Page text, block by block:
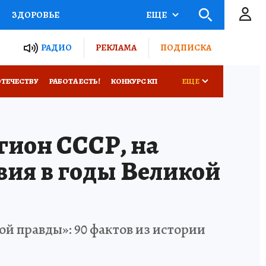
ЗДОРОВЬЕ
РОССИИ
ЕЩЕ
РАДИО РЕКЛАМА ПОДПИСКА
РАБОТА ЕСТЬ! КОНКУРС КП ЕЩЕ
СССР, на
в годы Великой
правды»: 90 фактов из истории